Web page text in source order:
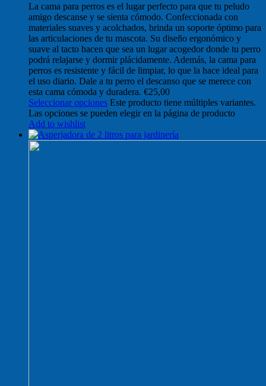
La cama para perros es el lugar perfecto para que tu peludo
amigo descanse y se sienta cómodo. Confeccionada con
materiales suaves y acolchados, brinda un soporte óptimo para
las articulaciones de tu mascota. Su diseño ergonómico y
suave al tacto hacen que sea un lugar acogedor donde tu perro
podrá relajarse y dormir plácidamente. Además, la cama para
perros es resistente y fácil de limpiar, lo que la hace ideal para
el uso diario. Dale a tu perro el descanso que se merece con
esta cama cómoda y duradera. €25,00
Seleccionar opciones Este producto tiene múltiples variantes.
Las opciones se pueden elegir en la página de producto
Add to wishlist